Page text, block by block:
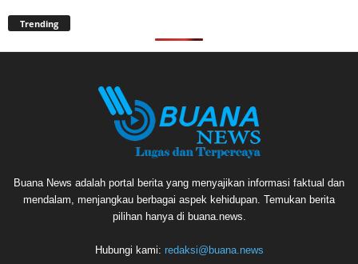
Trending
Buana News adalah portal berita yang menyajikan informasi faktual dan
mendalam, menjangkau berbagai aspek kehidupan. Temukan berita
pilihan hanya di buana.news.
Hubungi kami: redaksi@buana.news